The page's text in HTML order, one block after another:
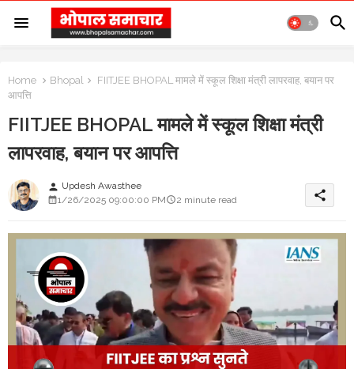
Home Bhopal
FIITJEE BHOPAL मामले में स्कूल शिक्षा मंत्री लापरवाह, बयान पर
आपत्ति
FIITJEE BHOPAL मामले में स्कूल शिक्षा मंत्री
लापरवाह, बयान पर आपत्ति
person Updesh Awasthee
1/26/2025 09:00:00 PM
2 minute read share